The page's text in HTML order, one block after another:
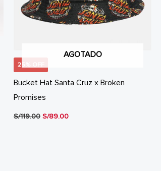
25% OFF
AGOTADO
Bucket Hat Santa Cruz x Broken
Promises
S/119.00 El
S/89.00